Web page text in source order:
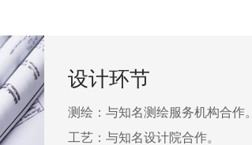
设计环节
测绘：与知名测绘服务机构合作。
工艺：与知名设计院合作。